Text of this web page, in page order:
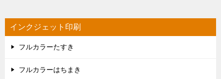
インクジェット印刷
フルカラーたすき
フルカラーはちまき